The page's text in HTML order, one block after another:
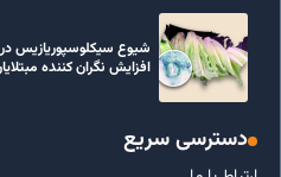
شیوع سیکلوسپوریازیس
افزایش نگران کننده
دسترسی سریع